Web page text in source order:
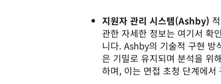
지원자 관리 시스템(Ashby)
관한 자세한 정보는 여기서 확
니다. Ashby의 기술적 구현 방
은 기밀로 유지되며 분석을 위
하며, 이는 면접 초청 단계에